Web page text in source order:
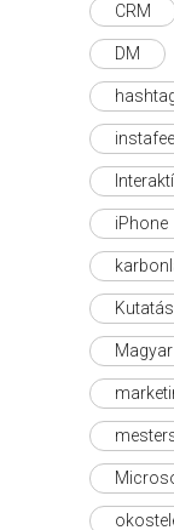
CRM
DM
iPhone
Kutatás